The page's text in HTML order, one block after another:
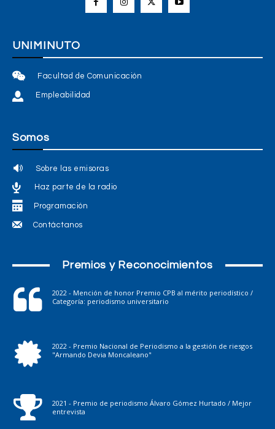
UNIMINUTO
Facultad de Comunicación
Empleabilidad
Somos
Sobre las emisoras
Haz parte de la radio
Programación
Contáctanos
Premios y Reconocimientos
2022 - Mención de honor Premio CPB al mérito periodístico /
Categoría: periodismo universitario
2022 - Premio Nacional de Periodismo a la gestión de riesgos
"Armando Devia Moncaleano"
2021 - Premio de periodismo Álvaro Gómez Hurtado / Mejor
entrevista